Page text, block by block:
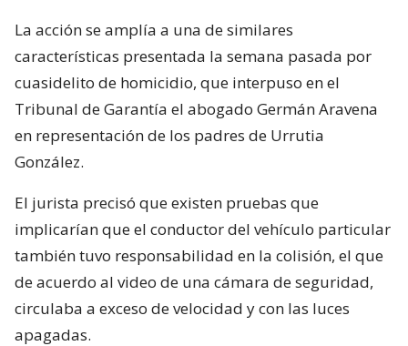
La acción se amplía a una de similares
características presentada la semana pasada por
cuasidelito de homicidio, que interpuso en el
Tribunal de Garantía el abogado Germán Aravena
en representación de los padres de Urrutia
González.
El jurista precisó que existen pruebas que
implicarían que el conductor del vehículo particular
también tuvo responsabilidad en la colisión, el que
de acuerdo al video de una cámara de seguridad,
circulaba a exceso de velocidad y con las luces
apagadas.